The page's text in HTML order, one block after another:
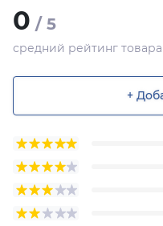
0 / 5
средний рейтинг товара
+